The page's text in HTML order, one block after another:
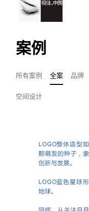
案例
所有案例 全案 品牌
空间设计